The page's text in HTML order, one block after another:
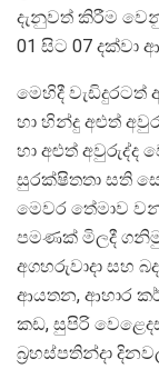
දැනුවත් කිරීම
01 සිට 07 දක්වා
මෙහිදී වැඩිදුරටත්
හා හින්දු අළුත්
හා අළුත් අවුරුද්ද
සුරක්ෂිතතා සති
මෙවර තේමාව
පමණක් මිලදී ගනිමු
අගහරුවාදා සහ
ආයතන, ආහාර
කඩ, සුපිරි
බ්‍රහස්පතින්දා